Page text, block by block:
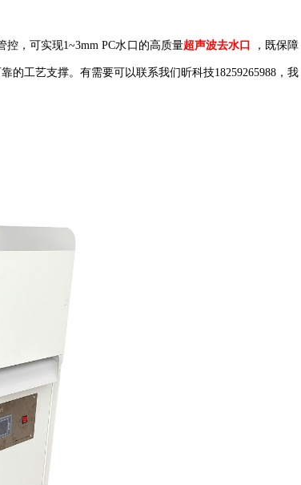
控，可实现1~3mm PC水口的高质量超声波去水口 ，既保障
的工艺支撑。有需要可以联系我们昕科技18259265988，我